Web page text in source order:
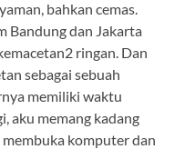
bahkan cemas.
Bandung dan Jakarta
ringan. Dan
sebagai sebuah
memiliki waktu
aku memang kadang
komputer dan